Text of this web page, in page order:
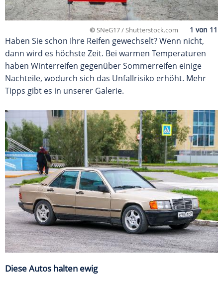
©SNeG17 / Shutterstock.com
Haben Sie schon Ihre Reifen gewechselt? Wenn nicht,
dann wird es höchste Zeit. Bei warmen Temperaturen
haben Winterreifen gegenüber Sommerreifen einige
Nachteile, wodurch sich das Unfallrisiko erhöht. Mehr
Tipps gibt es in unserer Galerie.
Diese Autos halten ewig